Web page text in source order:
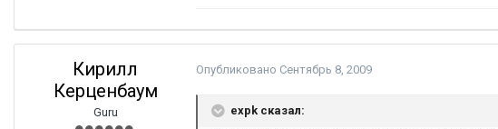
Кирилл
Керценбаум
Guru
Опубликовано Сентябрь 8, 2009
expk сказал: